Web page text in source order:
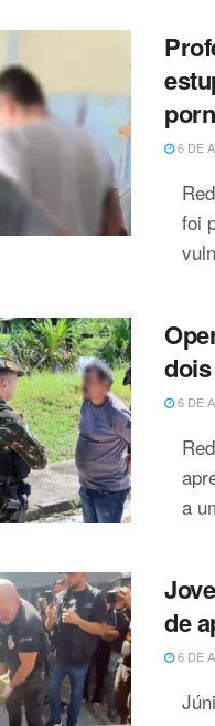
6 DE
foi
6 DE
a
de
6 DE